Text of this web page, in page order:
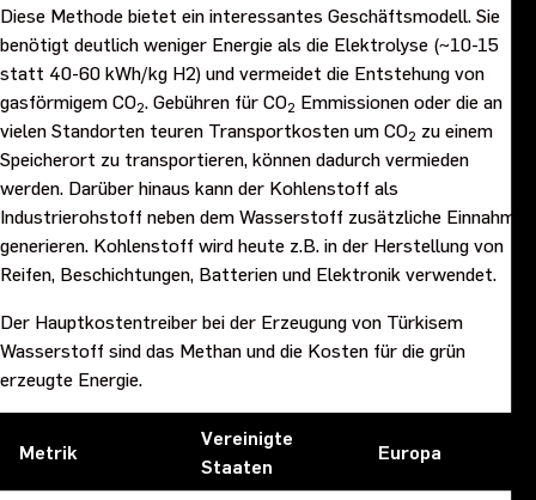
Diese Methode bietet ein interessantes Geschäftsmodell. Sie
benötigt deutlich weniger Energie als die Elektrolyse (~10-15
statt 40-60 kWh/kg H2) und vermeidet die Entstehung von
gasförmigem CO2. Gebühren für CO2 Emmissionen oder die an
vielen Standorten teuren Transportkosten um CO2 zu einem
Speicherort zu transportieren, können dadurch vermieden
werden. Darüber hinaus kann der Kohlenstoff als
Industrierohstoff neben dem Wasserstoff zusätzliche Einnahmen
generieren. Kohlenstoff wird heute z.B. in der Herstellung von
Reifen, Beschichtungen, Batterien und Elektronik verwendet.
Der Hauptkostentreiber bei der Erzeugung von Türkisem
Wasserstoff sind das Methan und die Kosten für die grün
erzeugte Energie.
Metrik
Vereinigte
Staaten
Europa